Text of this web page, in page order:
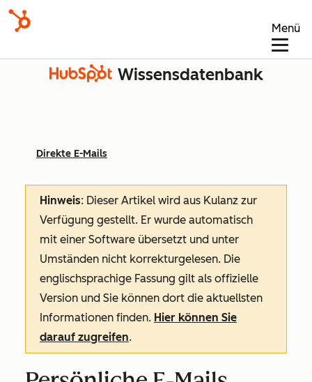
Menü
Wissensdatenbank
Direkte E-Mails
Hinweis: Dieser Artikel wird aus Kulanz zur
Verfügung gestellt. Er wurde automatisch
mit einer Software übersetzt und unter
Umständen nicht korrekturgelesen. Die
englischsprachige Fassung gilt als offizielle
Version und Sie können dort die aktuellsten
Informationen finden. Hier können Sie
darauf zugreifen.